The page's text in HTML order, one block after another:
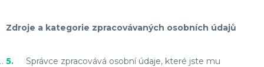
Zdroje a kategorie zpracovávaných osobních údajů
Správce zpracovává osobní údaje, které jste mu